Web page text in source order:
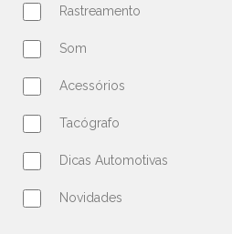
Rastreamento
Som
Acessórios
Tacógrafo
Dicas Automotivas
Novidades